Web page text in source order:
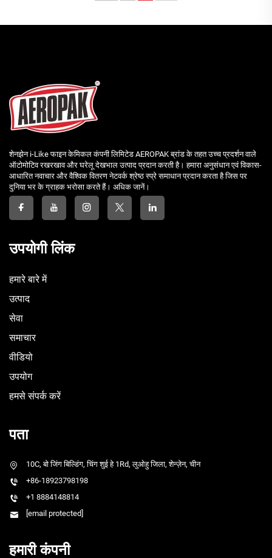
शेनझेन i-Like फाइन केमिकल कंपनी लिमिटेड AEROPAK ब्रांड के तहत उच्च प्रदर्शन वाले
ऑटोमोटिव रखरखाव और घरेलू देखभाल उत्पाद प्रदान करती है। हमारा अनुसंधान एवं विकास-
आधारित नवाचार और वैश्विक वितरण नेटवर्क श्रेष्ठ स्प्रे समाधान प्रदान करता है जिस पर
दुनिया भर के ग्राहक भरोसा करते हैं। अधिक जानें।
उपयोगी लिंक
हमारे बारे में
उत्पाद
सेवा
समाचार
वीडियो
उपयोग
हमसे संपर्क करें
पता
10C, बो जिंग बिल्डिंग, चिंग शुई हे 1Rd, लुओहु जिला, शेन्ज़ेन, चीन
+86-18923798198
+1 8884148814
[email protected]
हमारी कंपनी